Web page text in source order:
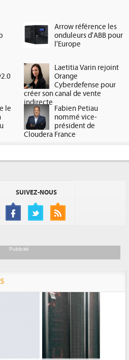
Arrow référence les
onduleurs d'ABB pour
l'Europe
Laetitia Varin rejoint
Orange
Cyberdefense pour
créer son canal de vente
indirecte
le
Fabien Petiau
nommé vice-
président de
Cloudera France
SUIVEZ-NOUS
Publicité